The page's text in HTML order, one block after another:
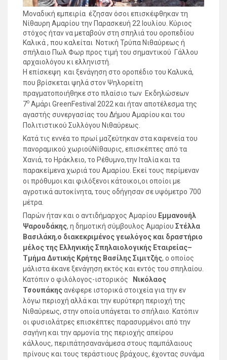
Μοναδική εμπειρία έζησαν όσοι επισκέφθηκαν τη
Νίθαυρη Αμαρίου την Παρασκευή 22 Ιουλίου. Κύριος
στόχος ήταν να μεταβούν στη σπηλιά του oροπεδίου
Καλικά , που καλείται Νοτική Τρύπα Νιθαύρεως ή
σπήλαιο Πωλ Φωρ προς τιμή του σημαντικού Γάλλου
αρχαιολόγου κι ελληνιστή.
Η επίσκεψη και ξενάγηση στο οροπέδιο του Καλυκά,
που βρίσκεται ψηλά στον Ψηλορείτη
πραγματοποιήθηκε στο πλαίσιο των Εκδηλώσεων
7ο Αμάρι GreenFestival 2022 και ήταν αποτέλεσμα της
αγαστής συνεργασίας του Δήμου Αμαρίου και του
Πολιτιστικού Συλλόγου Νιθαύρεως.
Κατά τις εννέα το πρωί μαζεύτηκαν στα καφενεία του
πανοραμικού χωριούΝίθαυρις, επισκέπτες από τα
Χανιά, το Ηράκλειο, το Ρέθυμνο,την Ιταλία και τα
παρακείμενα χωριά του Αμαρίου. Εκεί τους περίμεναν
οι πρόθυμοι και φιλόξενοι κάτοικοι,οι οποίοι με
αγροτικά αυτοκίνητα, τους οδήγησαν σε υψόμετρο 700
μέτρα.
Παρών ήταν και ο αντιδήμαρχος Αμαρίου Εμμανουήλ
Ψαρουδάκης, η δημοτική σύμβουλος Αμαρίου Στέλλα
Βασιλάκη,ο διακεκριμένος γεωλόγος και δραστήριο
μέλος της Ελληνικής Σπηλαιολογικής Εταιρείας–
Τμήμα Δυτικής Κρήτης Βασίλης Σιμιτζής, ο οποίος
μάλιστα έκανε ξενάγηση εκτός και εντός του σπηλαίου.
Κατόπιν ο φιλόλογος-ιστορικός
Νικόλαος
Τσουπάκηςανέφερε ιστορικά στοιχεία για την εν
λόγω περιοχή αλλά και την ευρύτερη περιοχή της
Νιθαύρεως, στην οποία υπάγεται το σπήλαιο. Κατόπιν
οι φυσιολάτρες επισκέπτες παρασυρμένοι από την
σαγήνη και την αρμονία της περιοχής απείρου
κάλλους, περιπάτησανανάμεσα στους παμπάλαιους
πρίνους και τους τεράστιους βράχους, έχοντας συνάμα